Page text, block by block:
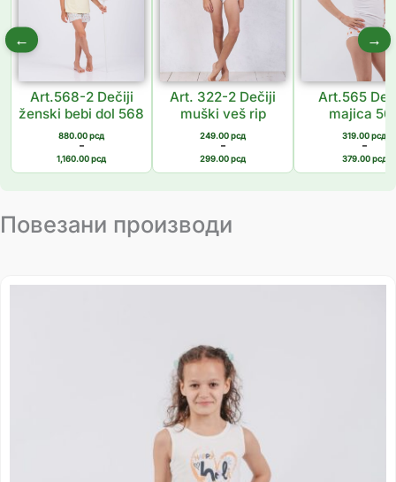
←
Art.568-2 Dečiji
ženski bebi dol 568
880.00рсд
–
1,160.00рсд
Art. 322-2 Dečiji
muški veš rip
249.00рсд
–
299.00рсд
Art.565
majica
319.00рсд
–
379.00рсд
→
Повезани производи
Распон
до
1,049.00 рсд